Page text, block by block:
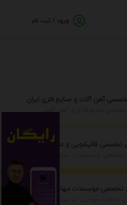
ورود / ثبت نام
آهن آلات و صنایع فلزی ایران
تخصصی صنایع فلزی و آهن آلات
تخصصی قالیشویی و مبل شویی
تخصصی موسسات مهاجرتی ایران
و خدمات مهاجرت به سراسر جهان